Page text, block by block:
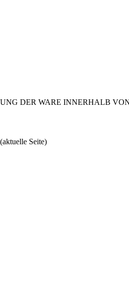
DER WARE INNERHALB
(aktuelle Seite)